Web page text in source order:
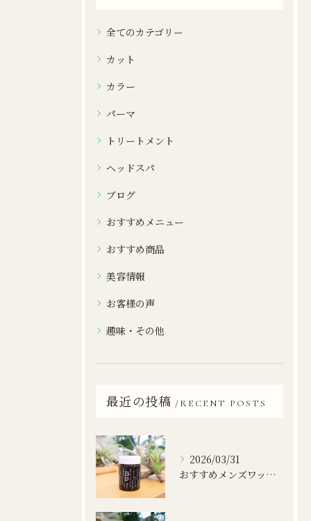
全てのカテゴリー
カット
カラー
パーマ
トリートメント
ヘッドスパ
ブログ
おすすめメニュー
おすすめ商品
美容情報
お客様の声
趣味・その他
最近の投稿 RECENT POSTS
2026/03/31
おすすめメンズワックス！